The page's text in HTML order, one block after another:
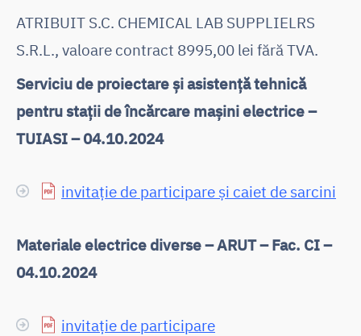
ATRIBUIT S.C. CHEMICAL LAB SUPPLIELRS
S.R.L., valoare contract 8995,00 lei fără TVA.
Serviciu de proiectare și asistență tehnică
pentru stații de încărcare mașini electrice –
TUIASI – 04.10.2024
invitație de participare și caiet de sarcini
Materiale electrice diverse – ARUT – Fac. CI –
04.10.2024
invitație de participare